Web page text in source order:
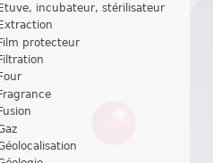
incubateur, stérilisateur
Extraction
protecteur
Filtration
Four
Fusion